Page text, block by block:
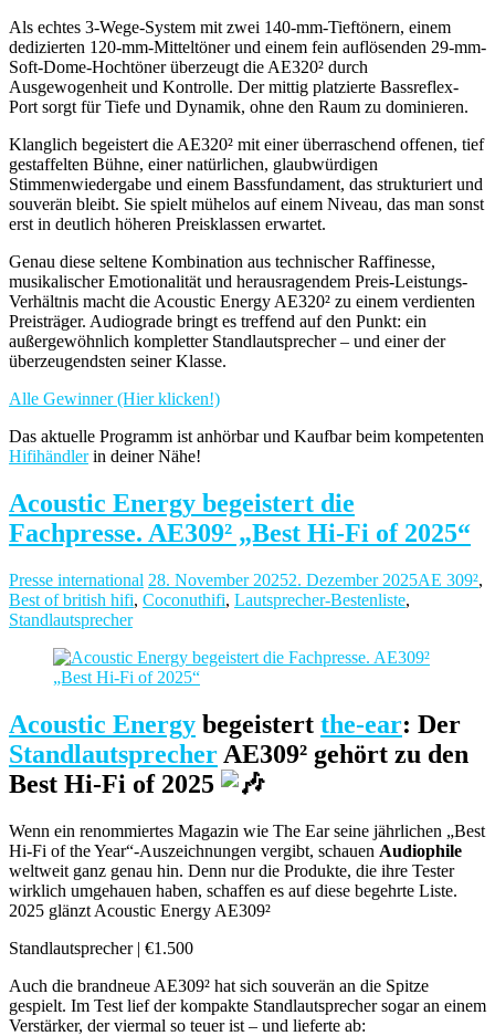
Als echtes 3-Wege-System mit zwei 140-mm-Tieftönern, einem
dedizierten 120-mm-Mitteltöner und einem fein auflösenden 29-mm-
Soft-Dome-Hochtöner überzeugt die AE320² durch
Ausgewogenheit und Kontrolle. Der mittig platzierte Bassreflex-
Port sorgt für Tiefe und Dynamik, ohne den Raum zu dominieren.
Klanglich begeistert die AE320² mit einer überraschend offenen, tief
gestaffelten Bühne, einer natürlichen, glaubwürdigen
Stimmenwiedergabe und einem Bassfundament, das strukturiert und
souverän bleibt. Sie spielt mühelos auf einem Niveau, das man sonst
erst in deutlich höheren Preisklassen erwartet.
Genau diese seltene Kombination aus technischer Raffinesse,
musikalischer Emotionalität und herausragendem Preis-Leistungs-
Verhältnis macht die Acoustic Energy AE320² zu einem verdienten
Preisträger. Audiograde bringt es treffend auf den Punkt: ein
außergewöhnlich kompletter Standlautsprecher – und einer der
überzeugendsten seiner Klasse.
Alle Gewinner (Hier klicken!)
Das aktuelle Programm ist anhörbar und Kaufbar beim kompetenten
Hifihändlerin deiner Nähe!
Acoustic Energy begeistert die
Fachpresse. AE309² „Best Hi-Fi of 2025“
Presse international 28. November 20252. Dezember 2025AE 309²,
Best of british hifi, Coconuthifi, Lautsprecher-Bestenliste,
Standlautsprecher
Acoustic Energy begeistert the-ear: Der
Standlautsprecher AE309² gehört zu den
Best Hi-Fi of 2025
Wenn ein renommiertes Magazin wie The Ear seine jährlichen „Best
Hi-Fi of the Year“-Auszeichnungen vergibt, schauen Audiophile
weltweit ganz genau hin. Denn nur die Produkte, die ihre Tester
wirklich umgehauen haben, schaffen es auf diese begehrte Liste.
2025 glänzt Acoustic Energy AE309²
Standlautsprecher | €1.500
Auch die brandneue AE309² hat sich souverän an die Spitze
gespielt. Im Test lief der kompakte Standlautsprecher sogar an einem
Verstärker, der viermal so teuer ist – und lieferte ab: